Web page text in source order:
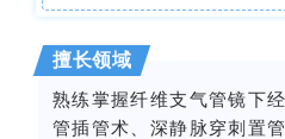
擅长领域
熟练掌握纤维支气管镜下
管插管术、深静脉穿刺置